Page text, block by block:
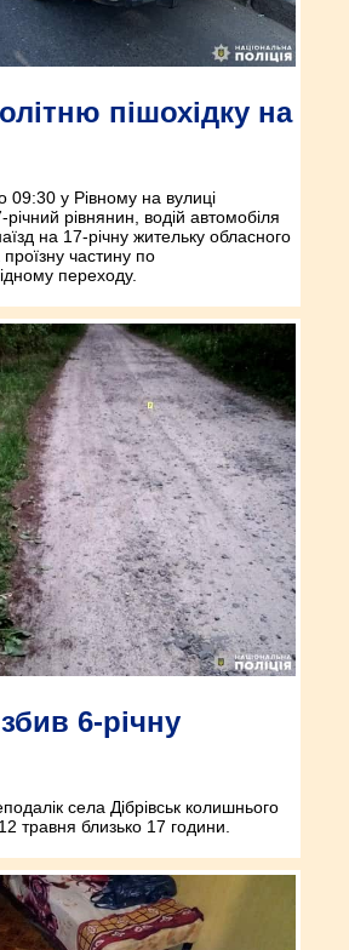
пішохідку на
09:30 у Рівному на вулиці
річний рівнянин, водій автомобіля
на 17-річну жительку обласного
частину по
переходу.
6-річну
села Дібрівськ колишнього
травня близько 17 години.